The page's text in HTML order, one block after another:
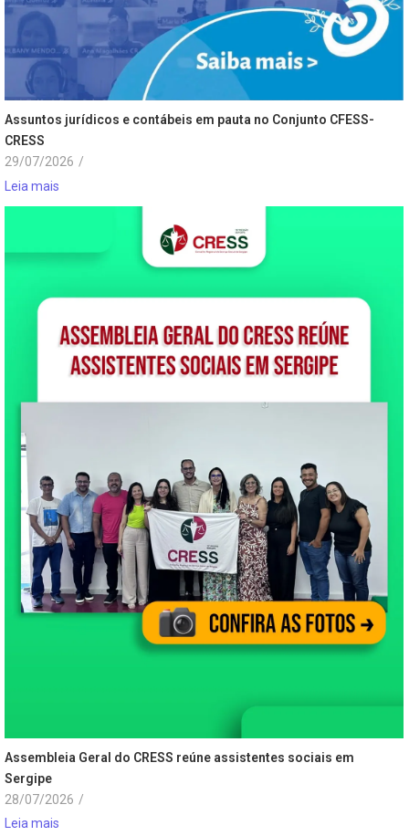
Assuntos jurídicos e contábeis em pauta no Conjunto CFESS-
CRESS
29/07/2026 /
Leia mais
Assembleia Geral do CRESS reúne assistentes sociais em
Sergipe
28/07/2026 /
Leia mais